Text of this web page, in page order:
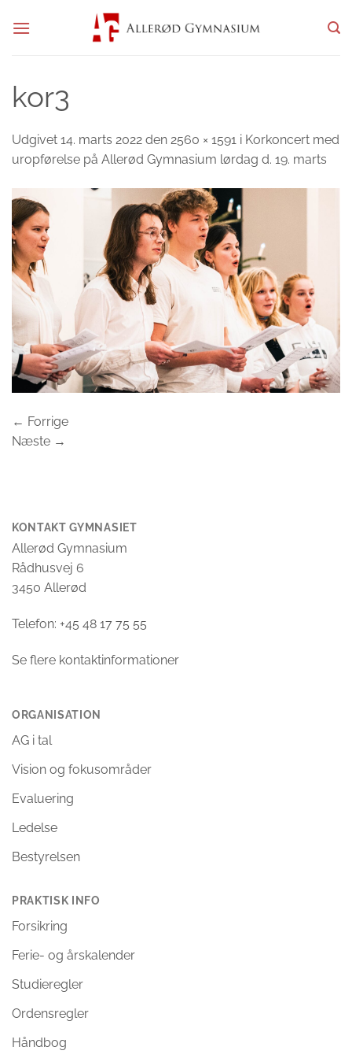
kor3
Udgivet 14. marts 2022 den 2560 × 1591 i Korkoncert med
uropførelse på Allerød Gymnasium lørdag d. 19. marts
← Forrige
Næste →
KONTAKT GYMNASIET
Allerød Gymnasium
Rådhusvej 6
3450 Allerød
Telefon: +45 48 17 75 55
Se flere kontaktinformationer
ORGANISATION
AG i tal
Vision og fokusområder
Evaluering
Ledelse
Bestyrelsen
PRAKTISK INFO
Forsikring
Ferie- og årskalender
Studieregler
Ordensregler
Håndbog